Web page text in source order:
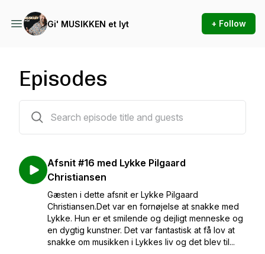
Gi' MUSIKKEN et lyt + Follow
Episodes
Afsnit #16 med Lykke Pilgaard
Christiansen
Gæsten i dette afsnit er Lykke Pilgaard
Christiansen.Det var en fornøjelse at snakke med
Lykke. Hun er et smilende og dejligt menneske og
en dygtig kunstner. Det var fantastisk at få lov at
snakke om musikken i Lykkes liv og det blev til...